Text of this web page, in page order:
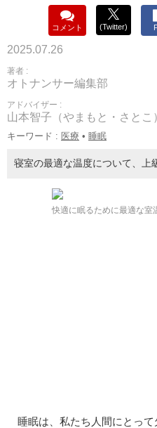
コメント (Twitter)
2025.07.26
著者 :
オトナンサー編集部
アドバイザー :
山本智子（やまもと・さとこ
キーワード : 医療 • 睡眠
寝室の最適な温度について、上
快適に眠るために最適な室
睡眠は、私たち人間にとって